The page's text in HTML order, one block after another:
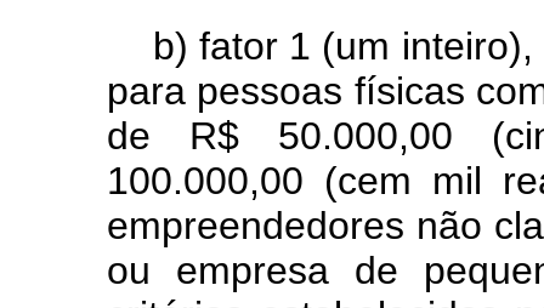
b) fator 1 (um
para pessoas físicas
de R$ 50.000,00
100.000,00 (cem mil
empreendedores não
ou empresa de